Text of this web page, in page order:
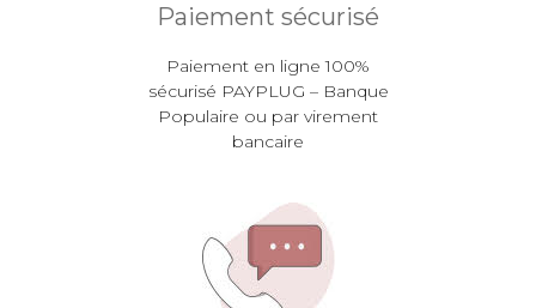
Paiement sécurisé
Paiement en ligne 100%
sécurisé PAYPLUG – Banque
Populaire ou par virement
bancaire